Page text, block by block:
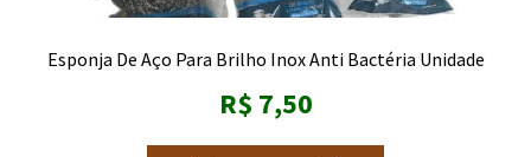
Esponja De Aço Para Brilho Inox Anti Bactéria Unidade
R$ 7,50